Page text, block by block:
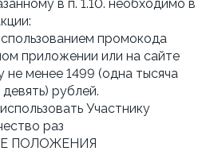
в п. 1.10. необходимо в
промокода
приложении или на сайте
менее 1499 (одна тысяча
рублей.
Участнику
раз
ПОЛОЖЕНИЯ